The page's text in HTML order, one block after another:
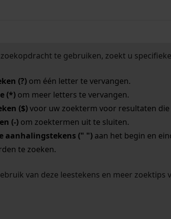
te gebruiken, zoekt u
(?)om één letter te vervangen.
(*)om meer letters te vervangen.
($)voor uw zoekterm voor resultaten die
(-)om zoektermen uit te sluiten.
aanhalingstekens (" ")aan het begin en
te zoeken.
van deze leestekens en meer zoektips